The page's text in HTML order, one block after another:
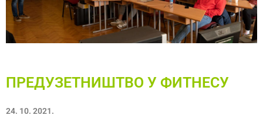
ПРЕДУЗЕТНИШТВО У ФИТНЕСУ
24. 10. 2021.